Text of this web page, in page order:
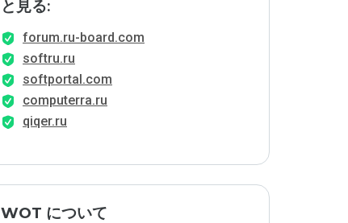
と見る:
forum.ru-board.com
softru.ru
softportal.com
computerra.ru
qiqer.ru
WOT について